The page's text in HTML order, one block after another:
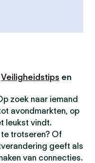
Veiligheidstips en
zoek naar iemand
avondmarkten, op
leukst vindt.
trotseren? Of
geeft als
van connecties.